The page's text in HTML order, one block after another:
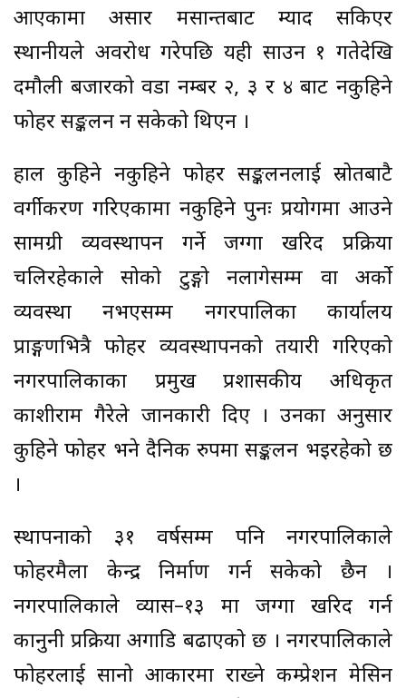
आएकामा असार मसान्तबाट म्याद सकिएर
स्थानीयले अवरोध गरेपछि यही साउन १ गतेदेखि
दमौली बजारको वडा नम्बर २, ३ र ४ बाट नकुहिने
फोहर सङ्कलन हुन सकेको थिएन ।
हाल कुहिने नकुहिने फोहर सङ्कलनलाई स्रोतबाटै
वर्गीकरण गरिएकामा नकुहिने पुनः प्रयोगमा आउने
सामग्री व्यवस्थापन गर्ने जग्गा खरिद प्रक्रिया
चलिरहेकाले सोको टुङ्गो नलागेसम्म वा अर्को
व्यवस्था नभएसम्म नगरपालिका कार्यालय
प्राङ्गणभित्रै फोहर व्यवस्थापनको तयारी गरिएको
नगरपालिकाका प्रमुख प्रशासकीय अधिकृत
काशीराम गैरेले जानकारी दिए । उनका अनुसार
कुहिने फोहर भने दैनिक रुपमा सङ्कलन भइरहेको छ
।
स्थापनाको ३१ वर्षसम्म पनि नगरपालिकाले
फोहरमैला केन्द्र निर्माण गर्न सकेको छैन ।
नगरपालिकाले व्यास–१३ मा जग्गा खरिद गर्न
कानुनी प्रक्रिया अगाडि बढाएको छ । नगरपालिकाले
फोहरलाई सानो आकारमा राख्ने कम्प्रेशन मेसिन